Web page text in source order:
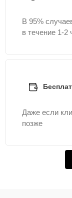
В 95%
в течение 1-2
Даже если
позже